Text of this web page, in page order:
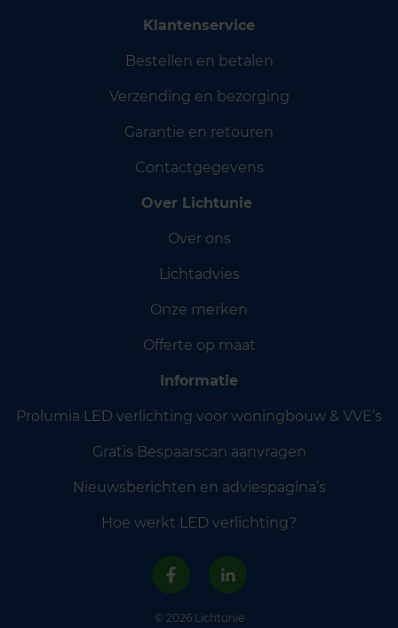
Klantenservice
Bestellen en betalen
Verzending en bezorging
Garantie en retouren
Contactgegevens
Over Lichtunie
Over ons
Lichtadvies
Onze merken
Offerte op maat
Informatie
Prolumia LED verlichting voor woningbouw & VVE’s
Gratis Bespaarscan aanvragen
Nieuwsberichten en adviespagina’s
Hoe werkt LED verlichting?
© 2026 Lichtunie